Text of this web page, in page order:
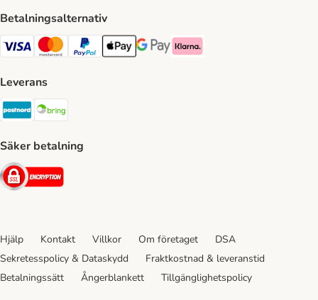
Betalningsalternativ
VISA Payment Method
Mastercard Payment Method
Paypal Payment Method
Apple Pay Payment Method
Google Pay Payment Method
Klarna Payment Method
Leverans
Postnord Shipping Method
Säker betalning
Security
Hjälp Kontakt Villkor Om företaget
DSA
Sekretesspolicy & Dataskydd
Fraktkostnad & leveranstid
Betalningssätt
Ångerblankett Tillgänglighetspolicy